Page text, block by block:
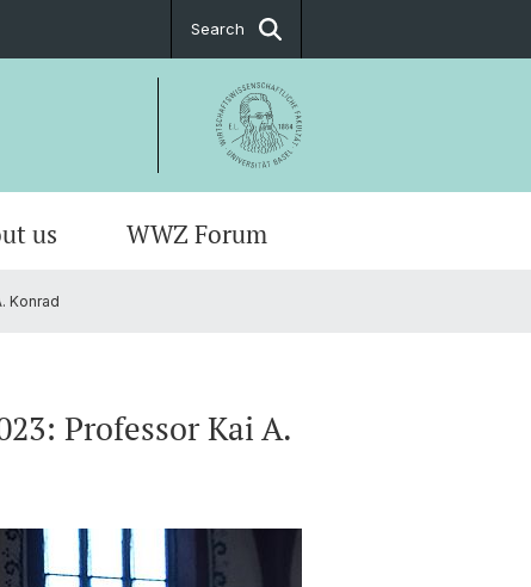
Search
us WWZ Forum
Konrad
Professor Kai A.